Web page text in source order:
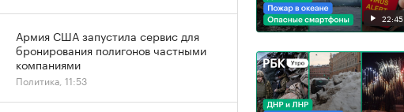
22:45
Армия США запустила сервис для
бронирования полигонов частными
компаниями
Политика, 11:53